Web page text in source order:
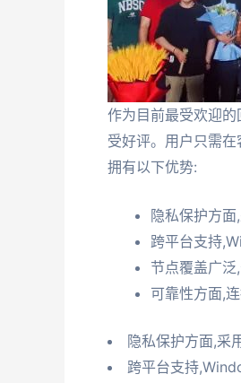
作为目前最受欢迎
受好评。用户只需
拥有以下优势:
隐私保护方面
跨平台支持
节点覆盖广泛
可靠性方面,
隐私保护方面,采
跨平台支持